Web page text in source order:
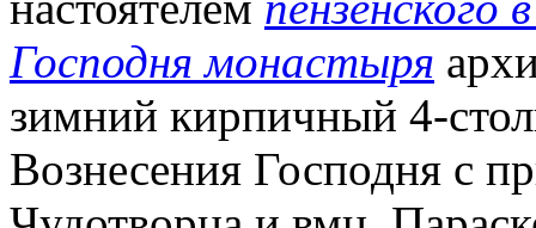
Господня монастыря
зимний кирпичный 4-
Вознесения Господня с